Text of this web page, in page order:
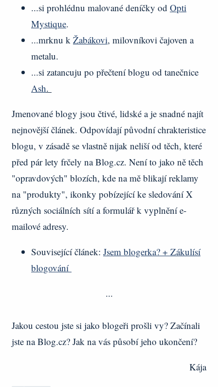
...si prohlédnu malované deníčky od Opti
Mystique.
...mrknu k Žabákovi, milovníkovi čajoven a
metalu.
...si zatancuju po přečtení blogu od tanečnice
Ash.
Jmenované blogy jsou čtivé, lidské a je snadné najít
nejnovější článek. Odpovídají původní chrakteristice
blogu, v zásadě se vlastně nijak neliší od těch, které
před pár lety frčely na Blog.cz. Není to jako ně těch
"opravdových" blozích, kde na mě blikají reklamy
na "produkty", ikonky pobízející ke sledování X
různých sociálních sítí a formulář k vyplnění e-
mailové adresy.
Související článek: Jsem blogerka? + Zákulísí
blogování
...
Jakou cestou jste si jako blogeři prošli vy? Začínali
jste na Blog.cz? Jak na vás působí jeho ukončení?
Kája